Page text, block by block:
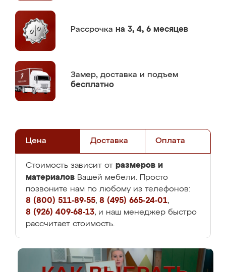
Рассрочка на 3, 4, 6 месяцев
Замер, доставка и подъем
бесплатно
Цена Доставка Оплата
Стоимость зависит от размеров и
материалов Вашей мебели. Просто
позвоните нам по любому из телефонов:
8 (800) 511-89-55, 8 (495) 665-24-01,
8 (926) 409-68-13, и наш менеджер быстро
рассчитает стоимость.